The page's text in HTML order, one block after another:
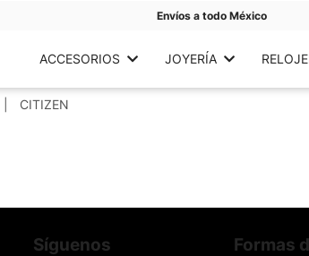
Envíos a todo México
ACCESORIOS JOYERÍA
CITIZEN
Síguenos Formas